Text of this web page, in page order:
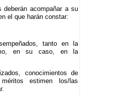
deberán acompañar a su
el que harán constar:
tanto en la
en su caso, en la
conocimientos de
estimen los/las